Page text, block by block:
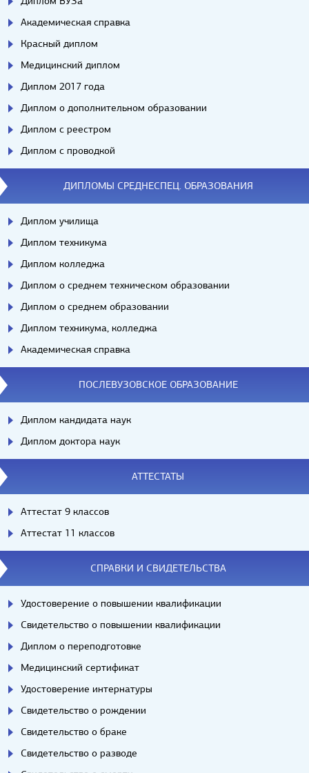
Академическая справка
Красный диплом
Медицинский диплом
Диплом 2017 года
Диплом о дополнительном образовании
Диплом с реестром
Диплом с проводкой
ДИПЛОМЫ СРЕДНЕСПЕЦ. ОБРАЗОВАНИЯ
Диплом училища
Диплом техникума
Диплом колледжа
Диплом о среднем техническом образовании
Диплом о среднем образовании
Диплом техникума, колледжа
Академическая справка
ПОСЛЕВУЗОВСКОЕ ОБРАЗОВАНИЕ
Диплом кандидата наук
Диплом доктора наук
АТТЕСТАТЫ
Аттестат 9 классов
Аттестат 11 классов
СПРАВКИ И СВИДЕТЕЛЬСТВА
Удостоверение о повышении квалификации
Свидетельство о повышении квалификации
Диплом о переподготовке
Медицинский сертификат
Удостоверение интернатуры
Свидетельство о рождении
Свидетельство о браке
Свидетельство о разводе